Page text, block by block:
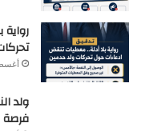
أغسطس
فرصة